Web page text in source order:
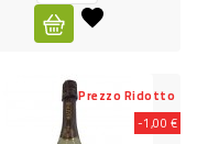
-1,00 €
Prezzo Ridotto